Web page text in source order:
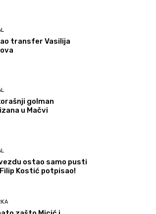
transfer Vasilija
golman
u Mačvi
ostao samo pusti
Kostić potpisao!